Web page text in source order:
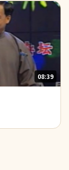
08:39